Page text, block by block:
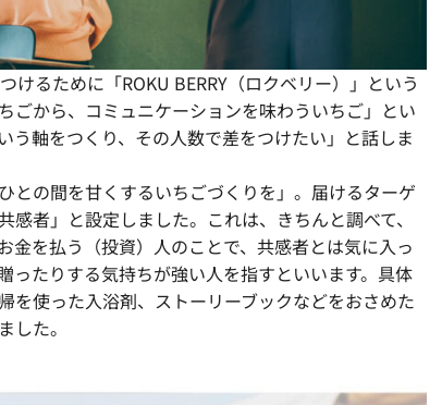
けるために「ROKU BERRY（ロクベリー）」という
ごから、コミュニケーションを味わういちご」とい
う軸をつくり、その人数で差をつけたい」と話しま
との間を甘くするいちごづくりを」。届けるターゲ
感者」と設定しました。これは、きちんと調べて、
金を払う（投資）人のことで、共感者とは気に入っ
ったりする気持ちが強い人を指すといいます。具体
を使った入浴剤、ストーリーブックなどをおさめた
した。